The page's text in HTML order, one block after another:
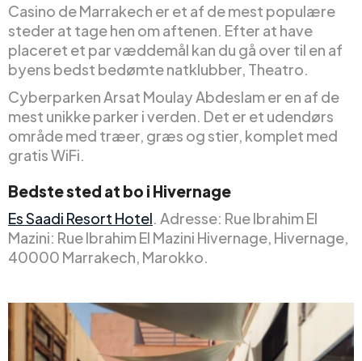
Casino de Marrakech er et af de mest populære
steder at tage hen om aftenen. Efter at have
placeret et par væddemål kan du gå over til en af
byens bedst bedømte natklubber, Theatro.
Cyberparken Arsat Moulay Abdeslam er en af de
mest unikke parker i verden. Det er et udendørs
område med træer, græs og stier, komplet med
gratis WiFi.
Bedste sted at bo i Hivernage
Es Saadi Resort Hotel . Adresse: Rue Ibrahim El
Mazini: Rue Ibrahim El Mazini Hivernage, Hivernage,
40000 Marrakech, Marokko.